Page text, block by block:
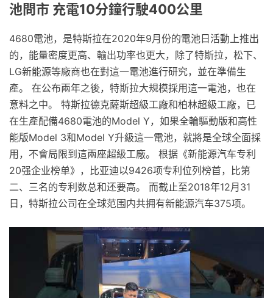
池問市 充電10分鐘行駛400公里
4680電池，是特斯拉在2020年9月份的電池日活動上推出
的，能量密度更高、輸出功率也更大，除了特斯拉，松下、
LG新能源等廠商也在對這一電池進行研究，並在準備生
產。 在公布兩年之後，特斯拉大規模採用這一電池，也在
意料之中。 特斯拉德克薩斯超級工廠和柏林超級工廠，已
在生產配備4680電池的Model Y，如果全輪驅動版和高性
能版Model 3和Model Y升級這一電池，就將是全球全面採
用，不會局限到這兩座超級工廠。 根据《新能源汽车专利
20强企业榜单》，比亚迪以9426项专利位列榜首，比第
二、三名的专利数总和还要高。 而截止至2018年12月31
日，特斯拉公司在全球范围内共拥有新能源汽车375项。